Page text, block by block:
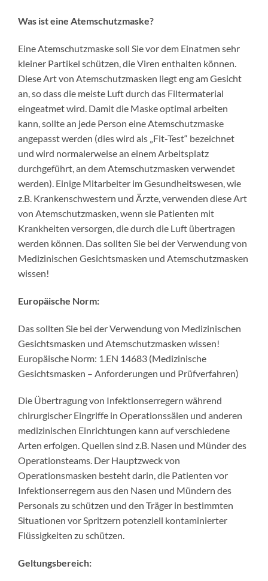
Was ist eine Atemschutzmaske?
Eine Atemschutzmaske soll Sie vor dem Einatmen sehr
kleiner Partikel schützen, die Viren enthalten können.
Diese Art von Atemschutzmasken liegt eng am Gesicht
an, so dass die meiste Luft durch das Filtermaterial
eingeatmet wird. Damit die Maske optimal arbeiten
kann, sollte an jede Person eine Atemschutzmaske
angepasst werden (dies wird als „Fit-Test“ bezeichnet
und wird normalerweise an einem Arbeitsplatz
durchgeführt, an dem Atemschutzmasken verwendet
werden). Einige Mitarbeiter im Gesundheitswesen, wie
z.B. Krankenschwestern und Ärzte, verwenden diese Art
von Atemschutzmasken, wenn sie Patienten mit
Krankheiten versorgen, die durch die Luft übertragen
werden können. Das sollten Sie bei der Verwendung von
Medizinischen Gesichtsmasken und Atemschutzmasken
wissen!
Europäische Norm:
Das sollten Sie bei der Verwendung von Medizinischen
Gesichtsmasken und Atemschutzmasken wissen!
Europäische Norm: 1.EN 14683 (Medizinische
Gesichtsmasken – Anforderungen und Prüfverfahren)
Die Übertragung von Infektionserregern während
chirurgischer Eingriffe in Operationssälen und anderen
medizinischen Einrichtungen kann auf verschiedene
Arten erfolgen. Quellen sind z.B. Nasen und Münder des
Operationsteams. Der Hauptzweck von
Operationsmasken besteht darin, die Patienten vor
Infektionserregern aus den Nasen und Mündern des
Personals zu schützen und den Träger in bestimmten
Situationen vor Spritzern potenziell kontaminierter
Flüssigkeiten zu schützen.
Geltungsbereich: